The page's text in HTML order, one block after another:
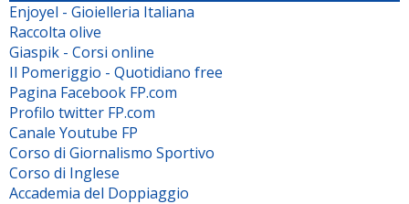
Enjoyel - Gioielleria Italiana
Raccolta olive
Giaspik - Corsi online
Il Pomeriggio - Quotidiano free
Pagina Facebook FP.com
Profilo twitter FP.com
Canale Youtube FP
Corso di Giornalismo Sportivo
Corso di Inglese
Accademia del Doppiaggio